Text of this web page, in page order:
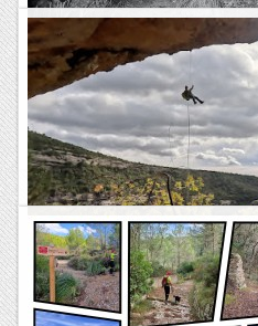
Coma de sa Font de
s’Hostalet, Golf de Bendinat
TrailRunningMallorca – Correr por la
Barranc de la Font de l'Atzuc
Avui hem recorregut un barranc per
la Serra de Comiols. El barranc de la
però molt interesant per l'entorn i pel...